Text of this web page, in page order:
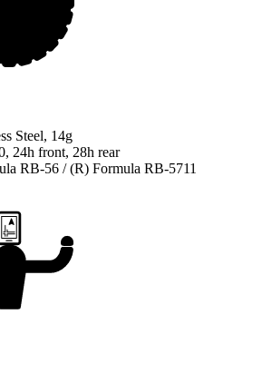
Steel, 14g
24h front, 28h rear
RB-56 / (R) Formula RB-5711